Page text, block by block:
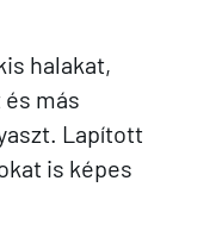
halakat,
más
Lapított
is képes